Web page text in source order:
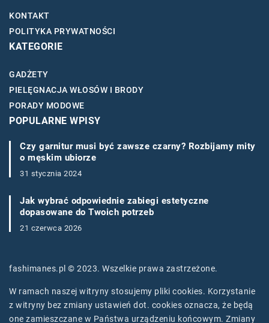
KONTAKT
POLITYKA PRYWATNOŚCI
KATEGORIE
GADŻETY
PIELĘGNACJA WŁOSÓW I BRODY
PORADY MODOWE
POPULARNE WPISY
Czy garnitur musi być zawsze czarny? Rozbijamy mity
o męskim ubiorze
31 stycznia 2024
Jak wybrać odpowiednie zabiegi estetyczne
dopasowane do Twoich potrzeb
21 czerwca 2026
fashimanes.pl © 2023. Wszelkie prawa zastrzeżone.
W ramach naszej witryny stosujemy pliki cookies. Korzystanie
z witryny bez zmiany ustawień dot. cookies oznacza, że będą
one zamieszczane w Państwa urządzeniu końcowym. Zmiany